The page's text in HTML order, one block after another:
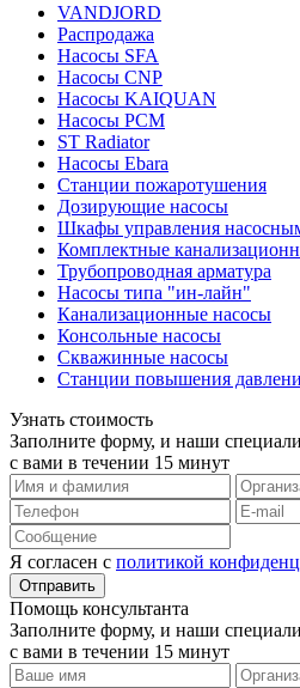
VANDJORD
Распродажа
Насосы SFA
Насосы CNP
Насосы KAIQUAN
Насосы PCM
ST Radiator
Насосы Ebara
Станции пожаротушения
Дозирующие насосы
Шкафы управления
Комплектные
Трубопроводная арматура
Насосы типа "ин-лайн"
Канализационные насосы
Консольные насосы
Скважинные насосы
Станции повышения
Узнать стоимость
Заполните форму, и наши
с вами в течении 15 минут
Я согласен с политикой
Помощь консультанта
Заполните форму, и наши
с вами в течении 15 минут